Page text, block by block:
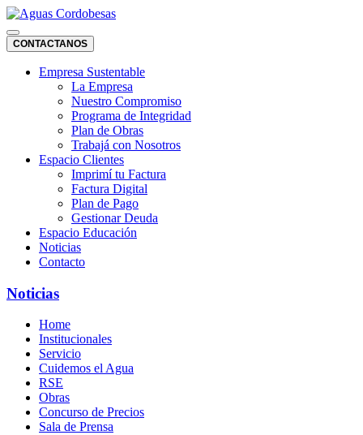
CONTACTANOS
Empresa Sustentable
La Empresa
Nuestro Compromiso
Programa de Integridad
Plan de Obras
Trabajá con Nosotros
Espacio Clientes
Imprimí tu Factura
Factura Digital
Plan de Pago
Gestionar Deuda
Espacio Educación
Noticias
Contacto
Noticias
Home
Institucionales
Servicio
Cuidemos el Agua
RSE
Obras
Concurso de Precios
Sala de Prensa